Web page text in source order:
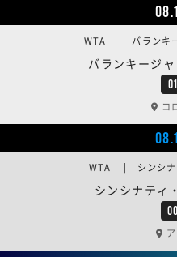
バランキージ
WTA | バランキー
コ
シンシナティ
WTA | シンシナ